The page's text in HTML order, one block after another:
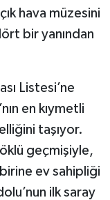
hava müzesini
bir yanından
Listesi’ne
en kıymetli
taşıyor.
geçmişiyle,
ev sahipliği
ilk saray